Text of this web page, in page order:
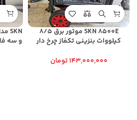
SKN 8500E موتور برق 8/5
کیلووات بنزینی تکفاز چرخ دار
143,000,000 تومان